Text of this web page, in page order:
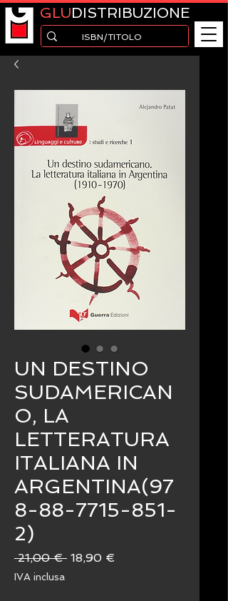
GLUDISTRIBUZIONE
UN DESTINO
SUDAMERICAN
O, LA
LETTERATURA
ITALIANA IN
ARGENTINA(97
8-88-7715-851-
2)
21,00 € Prezzo
18,90 €
IVA inclusa